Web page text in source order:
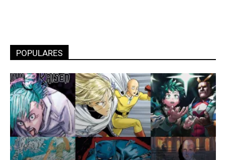
POPULARES